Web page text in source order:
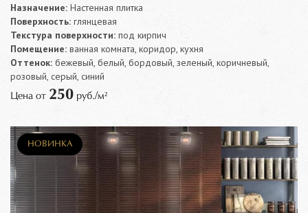
Назначение: Настенная плитка
Поверхность: глянцевая
Текстура поверхности: под кирпич
Помещение: ванная комната, коридор, кухня
Оттенок: бежевый, белый, бордовый, зеленый, коричневый,
розовый, серый, синий
Цена от 250 руб./м²
НОВИНКА